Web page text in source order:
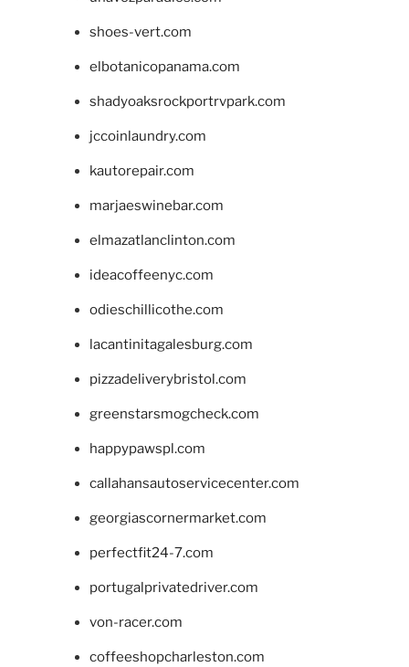
shoes-vert.com
elbotanicopanama.com
shadyoaksrockportrvpark.com
jccoinlaundry.com
kautorepair.com
marjaeswinebar.com
elmazatlanclinton.com
ideacoffeenyc.com
odieschillicothe.com
lacantinitagalesburg.com
pizzadeliverybristol.com
greenstarsmogcheck.com
happypawspl.com
callahansautoservicecenter.com
georgiascornermarket.com
perfectfit24-7.com
portugalprivatedriver.com
von-racer.com
coffeeshopcharleston.com